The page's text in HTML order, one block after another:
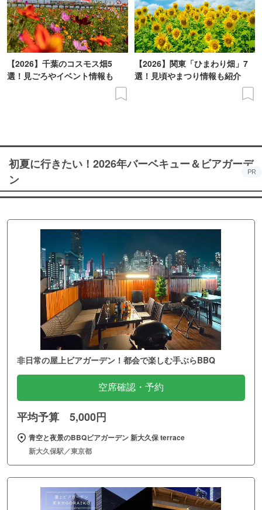
【2026】千葉のコスモス畑5
選！見ごろやイベント情報も
【2026】関東「ひまわり畑」7
選！見頃やまつり情報も紹介
初夏に行きたい！2026年バーベキュー＆ビアガーデ
ン
PR
非日常の屋上ビアガーデン！都会で楽しむ手ぶらBBQ
空席確認・予約
平均予算 5,000円
青空と夜景のBBQビアガーデン 新大久保 terrace
新大久保駅／東京都